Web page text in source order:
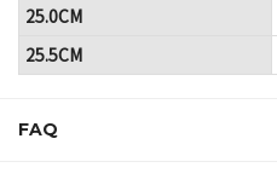
FAQ
25.0CM
25.5CM